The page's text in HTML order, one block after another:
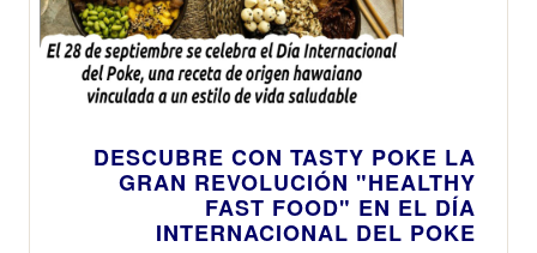
DESCUBRE CON TASTY POKE LA
GRAN REVOLUCIÓN "HEALTHY
FAST FOOD" EN EL DÍA
INTERNACIONAL DEL POKE